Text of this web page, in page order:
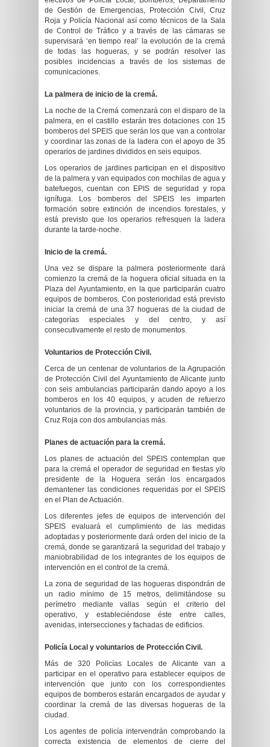
de Gestión de Emergencias, Protección Civil, Cruz
Roja y Policía Nacional así como técnicos de la Sala
de Control de Tráfico y a través de las cámaras se
supervisará ‘en tiempo real’ la evolución de la cremá
de todas las hogueras, y se podrán resolver las
posibles incidencias a través de los sistemas de
comunicaciones.
La palmera de inicio de la cremá.
La noche de la Cremá comenzará con el disparo de la
palmera, en el castillo estarán tres dotaciones con 15
bomberos del SPEIS que serán los que van a controlar
y coordinar las zonas de la ladera con el apoyo de 35
operarios de jardines divididos en seis equipos.
Los operarios de jardines participan en el dispositivo
de la palmera y van equipados con mochilas de agua y
batefuegos, cuentan con EPIS de seguridad y ropa
ignífuga. Los bomberos del SPEIS les imparten
formación sobre extinción de incendios forestales, y
está previsto que los operarios refresquen la ladera
durante la tarde-noche.
Inicio de la cremá.
Una vez se dispare la palmera posteriormente dará
comienzo la cremá de la hoguera oficial situada en la
Plaza del Ayuntamiento, en la que participarán cuatro
equipos de bomberos. Con posterioridad está previsto
iniciar la cremá de una 37 hogueras de la ciudad de
categorías especiales y del centro, y así
consecutivamente el resto de monumentos.
Voluntarios de Protección Civil.
Cerca de un centenar de voluntarios de la Agrupación
de Protección Civil del Ayuntamiento de Alicante junto
con seis ambulancias participarán dando apoyo a los
bomberos en los 40 equipos, y acuden de refuerzo
voluntarios de la provincia, y participarán también de
Cruz Roja con dos ambulancias más.
Planes de actuación para la cremá.
Los planes de actuación del SPEIS contemplan que
para la cremá el operador de seguridad en fiestas y/o
presidente de la Hoguera serán los encargados
demantener las condiciones requeridas por el SPEIS
en el Plan de Actuación.
Los diferentes jefes de equipos de intervención del
SPEIS evaluará el cumplimiento de las medidas
adoptadas y posteriormente dará orden del inicio de la
cremá, donde se garantizará la seguridad del trabajo y
maniobrabilidad de los integrantes de los equipos de
intervención en el control de la cremá.
La zona de seguridad de las hogueras dispondrán de
un radio mínimo de 15 metros, delimitándose su
perímetro mediante vallas según el criterio del
operativo, y estableciéndose éste entre calles,
avenidas, intersecciones y fachadas de edificios.
Policía Local y voluntarios de Protección Civil.
Más de 320 Policías Locales de Alicante van a
participar en el operativo para establecer equipos de
intervención que junto con los correspondientes
equipos de bomberos estarán encargados de ayudar y
coordinar la cremá de las diversas hogueras de la
ciudad.
Los agentes de policía intervendrán comprobando la
correcta existencia de elementos de cierre del